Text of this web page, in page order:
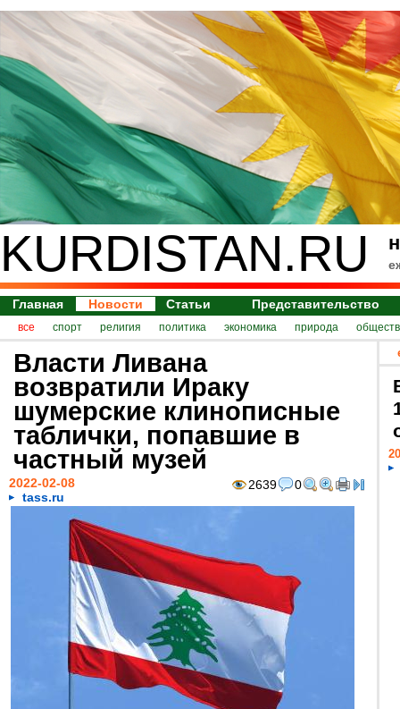
KURDISTAN.RU
Главная Новости Статьи Представительство
все спорт религия политика экономика природа
Власти Ливана
возвратили Ираку
шумерские клинописные
таблички, попавшие в
частный музей
2639 0
2022-02-08
tass.ru